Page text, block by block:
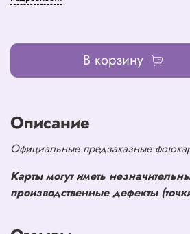
В корзину
Описание
Официальные предзаказные
Карты могут иметь
производственные дефекты